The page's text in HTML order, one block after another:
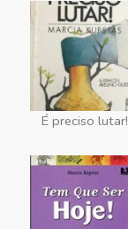
É preciso lutar!